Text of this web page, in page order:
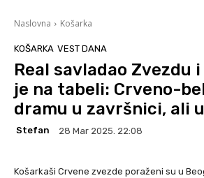
Naslovna Košarka
KOŠARKA VEST DANA
Real savladao Zvezdu
je na tabeli: Crveno-
dramu u završnici, ali
Stefan 28 Mar 2025. 22:08
Košarkaši Crvene zvezde poraženi su u